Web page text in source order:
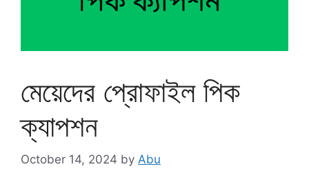
মেয়েদের প্রোফাইল পিক
ক্যাপশন
October 14, 2024 by Abu